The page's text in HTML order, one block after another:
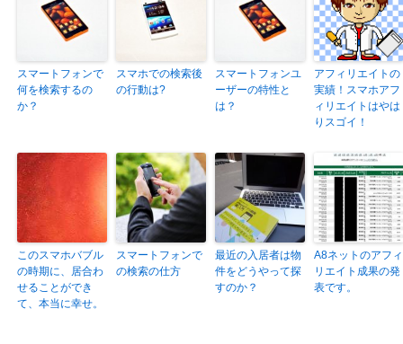
スマートフォンで
何を検索するの
か？
スマホでの検索後
の行動は?
スマートフォンユ
ーザーの特性と
は？
アフィリエイトの
実績！スマホアフ
ィリエイトはやは
りスゴイ！
このスマホバブル
の時期に、居合わ
せることができ
て、本当に幸せ。
スマートフォンで
の検索の仕方
最近の入居者は物
件をどうやって探
すのか？
A8ネットのアフィ
リエイト成果の発
表です。